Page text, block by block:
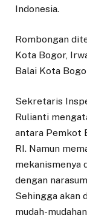
Indonesia.
Rombongan
Kota Bogor,
Balai Kota
Sekretaris
Rulianti
antara Pemkot
RI. Namun
mekanismenya
dengan
Sehingga akan
mudah-